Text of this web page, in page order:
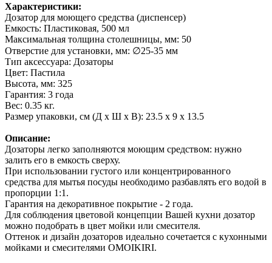
Характеристики:
Дозатор для моющего средства (диспенсер)
Емкость: Пластиковая, 500 мл
Максимальная толщина столешницы, мм: 50
Отверстие для установки, мм: ∅25-35 мм
Тип аксессуара: Дозаторы
Цвет: Пастила
Высота, мм: 325
Гарантия: 3 года
Вес: 0.35 кг.
Размер упаковки, см (Д х Ш х В): 23.5 х 9 х 13.5
Описание:
Дозаторы легко заполняются моющим средством: нужно
залить его в емкость сверху.
При использовании густого или концентрированного
средства для мытья посуды необходимо разбавлять его водой в
пропорции 1:1.
Гарантия на декоративное покрытие - 2 года.
Для соблюдения цветовой концепции Вашей кухни дозатор
можно подобрать в цвет мойки или смесителя.
Оттенок и дизайн дозаторов идеально сочетается с кухонными
мойками и смесителями OMOIKIRI.